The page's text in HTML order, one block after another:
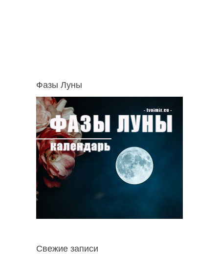
Фазы Луны
Свежие записи